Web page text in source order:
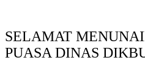
SELAMAT
PUASA DINAS